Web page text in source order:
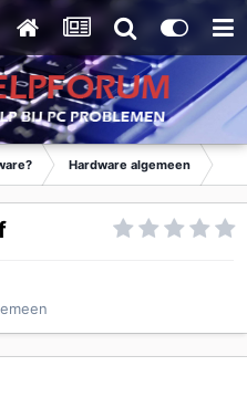
Hardware algemeen